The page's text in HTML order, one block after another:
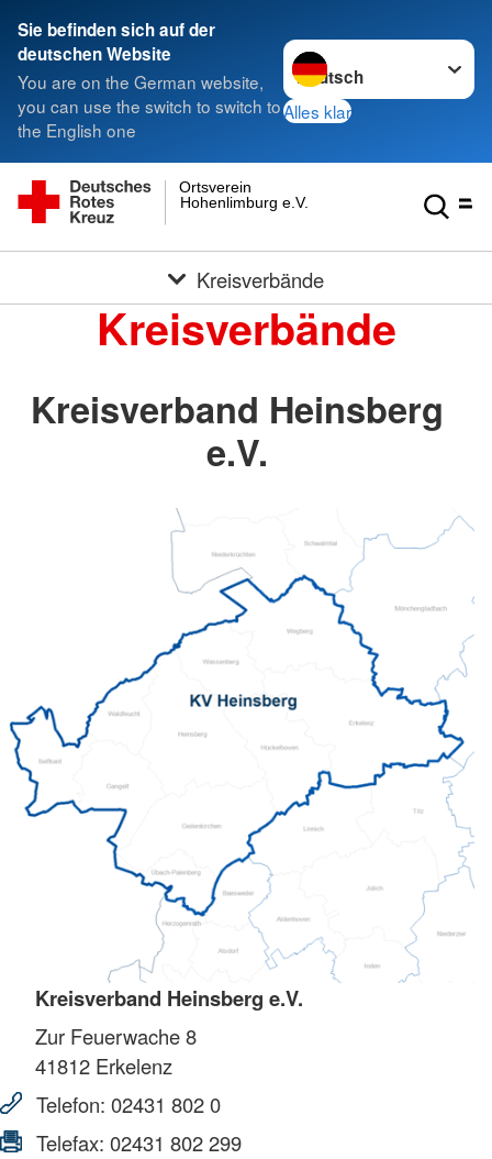
Sie befinden sich auf der
deutschen Website
You are on the German website,
you can use the switch to switch to
the English one
Sprache wechseln zu
Alles klar
Hohenlimburg e.V.
Ortsverein
Kreisverbände
Kreisverbände
Kreisverband Heinsberg
e.V.
Kreisverband Heinsberg e.V.
Zur Feuerwache 8
41812 Erkelenz
Telefon: 02431 802 0
Telefax: 02431 802 299